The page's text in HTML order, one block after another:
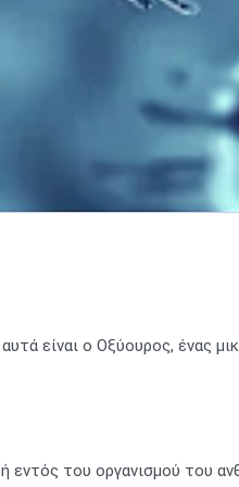
είναι ο Οξύουρος, ένας
εντός του οργανισμού του